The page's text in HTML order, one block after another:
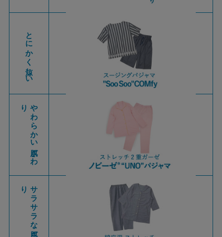
とにかく涼しい
や
わ
ら
か
い
肌ざ
わ
り
サ
ラ
サ
ラ
な
肌ざ
わ
り